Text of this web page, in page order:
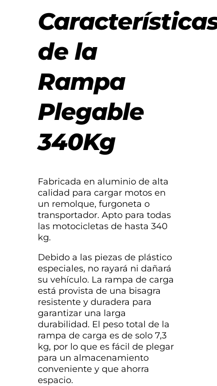
de la
Rampa
Plegable
340Kg
Fabricada en aluminio de alta
calidad para cargar motos en
un remolque, furgoneta o
transportador. Apto para todas
las motocicletas de hasta 340
kg.
Debido a las piezas de plástico
especiales, no rayará ni dañará
su vehículo. La rampa de carga
está provista de una bisagra
resistente y duradera para
garantizar una larga
durabilidad. El peso total de la
rampa de carga es de solo 7,3
kg, por lo que es fácil de plegar
para un almacenamiento
conveniente y que ahorra
espacio.